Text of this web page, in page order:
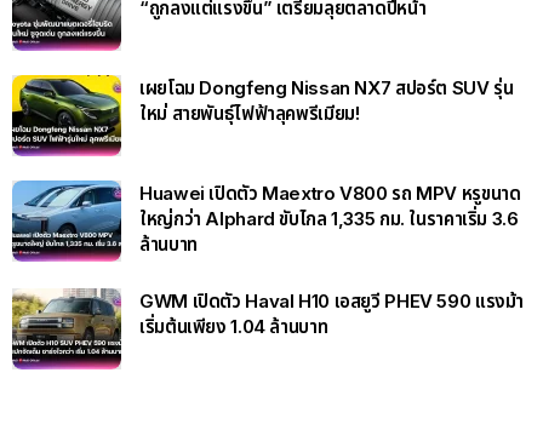
“ถูกลงแต่แรงขึ้น” เตรียมลุยตลาดปีหน้า
เผยโฉม Dongfeng Nissan NX7 สปอร์ต SUV รุ่น
ใหม่ สายพันธุ์ไฟฟ้าลุคพรีเมียม!
Huawei เปิดตัว Maextro V800 รถ MPV หรูขนาด
ใหญ่กว่า Alphard ขับไกล 1,335 กม. ในราคาเริ่ม 3.6
ล้านบาท
GWM เปิดตัว Haval H10 เอสยูวี PHEV 590 แรงม้า
เริ่มต้นเพียง 1.04 ล้านบาท